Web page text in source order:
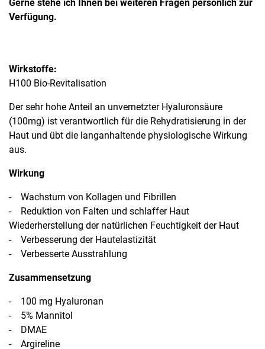
Verfügung.
Wirkstoffe:
H100 Bio-Revitalisation
Der sehr hohe Anteil an unvernetzter Hyaluronsäure
(100mg) ist verantwortlich für die Rehydratisierung in der
Haut und übt die langanhaltende physiologische Wirkung
aus.
Wirkung
- Wachstum von Kollagen und Fibrillen
- Reduktion von Falten und schlaffer Haut
Wiederherstellung der natürlichen Feuchtigkeit der Haut
- Verbesserung der Hautelastizität
- Verbesserte Ausstrahlung
Zusammensetzung
- 100 mg Hyaluronan
- 5% Mannitol
- DMAE
- Argireline